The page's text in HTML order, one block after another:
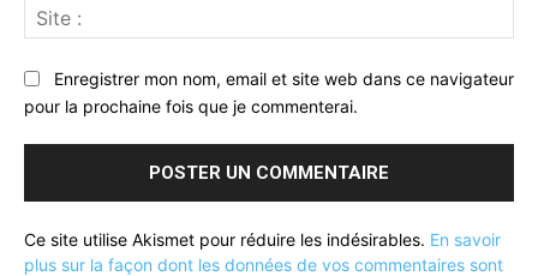
:
Enregistrer mon nom, email et site web dans ce navigateur
pour la prochaine fois que je commenterai.
Ce site utilise Akismet pour réduire les indésirables. En savoir
plus sur la façon dont les données de vos commentaires sont